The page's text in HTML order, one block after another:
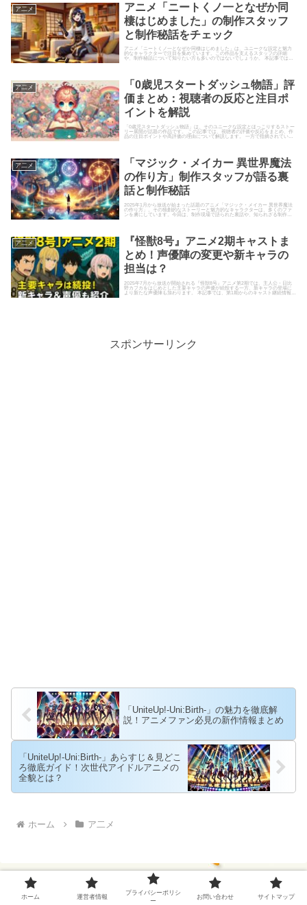
ア二メ
アニメ「ニートくノ一となぜか同
棲はじめました」の制作スタッフ
と制作秘話をチェック
アニメ「ニートくノ一となぜか同棲はじめました」は、ユニークな設定と魅力
的なキャラクターで注目を集めています。この作品を支えるスタッフの詳細
や、制作秘話について知りたい方も多いのではないでしょうか。 本記事では、
ア二メ
「0歳児スタートダッシュ物語」評
価まとめ：視聴者の反応と注目ポ
イントを解説
「0歳児スタートダッシュ物語」は、そのユニークな設定とほっこりするストー
リー展開が話題の作品です。 この記事では、視聴者の評価や反応をまとめ、作
品の注目ポイントや高評価の理由について解説します。 一方で指摘されている
ア二メ
「マジック・メイカー 異世界魔法
の作り方」制作スタッフが語る裏
話と制作秘話
2025年1月から放送が始まった話題のアニメ「マジック・メイカー 異世界魔法
の作り方」。その独創的なストーリーと魅力的なキャラクターは、多くのファ
ンを虜にしています。今回は、制作現場で語られた裏話や、知られざる制作秘
ア二メ
『怪獣8号』アニメ2期キャストま
とめ！声優陣の変更や新キャラの
担当は？
2025年7月から放送が開始される『怪獣8号』アニメ第2期では、主人公・日比
野カフカをはじめとした主要キャラの声優が続投する一方、新キャラの登場に
より新たな声優陣も加わります。 本記事では、第1期からのキャスト継続情報に
加えて、第2期で初登...
スポンサーリンク
「UniteUp!-Uni:Birth-」の魅力を徹底解
説！アニメファン必見の新作情報まとめ
「UniteUp!-Uni:Birth-」あらすじ＆見どこ
ろ徹底ガイド！次世代アイドルアニメの
全貌とは？
ホーム ア二メ
ホーム 運営者情報
プライバシーポリシ
ー
お問い合わせ サイトマップ